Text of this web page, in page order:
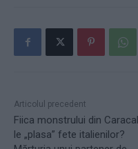
Articolul precedent
Fiica monstrului din Caracal
le „plasa” fete italienilor?